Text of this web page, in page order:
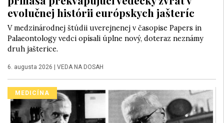
evolučnej histórii európskych jašteríc
V medzinárodnej štúdii uverejnenej v časopise Papers in
Palaeontology vedci opísali úplne nový, doteraz neznámy
druh jašterice.
6. augusta 2026 | VEDA NA DOSAH
MEDICÍNA